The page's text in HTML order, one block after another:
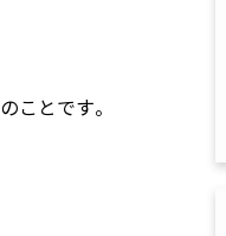
のことです。